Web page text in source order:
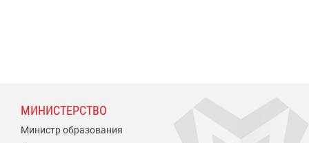
МИНИСТЕРСТВО
Министр образования